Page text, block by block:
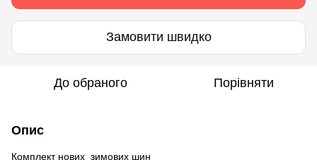
Замовити швидко
До обраного Порівняти
Опис
Комплект нових зимових шин